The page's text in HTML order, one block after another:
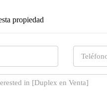
propiedad